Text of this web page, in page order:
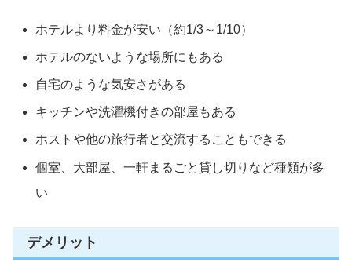
ホテルより料金が安い（約1/3～1/10）
ホテルのないような場所にもある
自宅のような気安さがある
キッチンや洗濯機付きの部屋もある
ホストや他の旅行者と交流することもできる
個室、大部屋、一軒まるごと貸し切りなど種類が多
い
デメリット